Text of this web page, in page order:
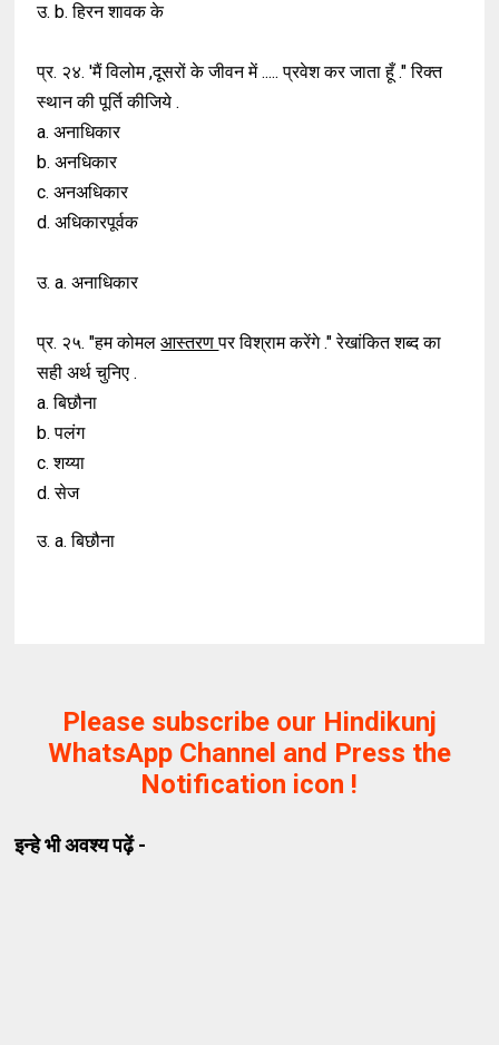
उ. b. हिरन शावक के
प्र. २४. 'मैं विलोम ,दूसरों के जीवन में ..... प्रवेश कर जाता हूँ ." रिक्त
स्थान की पूर्ति कीजिये .
a. अनाधिकार
b. अनधिकार
c. अनअधिकार
d. अधिकारपूर्वक
उ. a. अनाधिकार
प्र. २५. "हम कोमलआस्तरणपर विश्राम करेंगे ." रेखांकित शब्द का
सही अर्थ चुनिए .
a. बिछौना
b. पलंग
c. शय्या
d. सेज
उ. a. बिछौना
Please subscribe our Hindikunj
WhatsApp Channel and Press the
Notification icon !
इन्हे भी अवश्य पढ़ें -